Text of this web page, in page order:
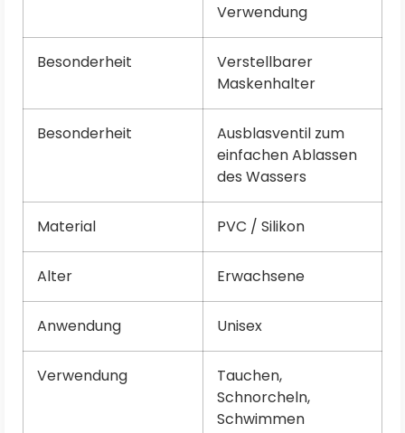
Verwendung
Besonderheit
Verstellbarer
Maskenhalter
Besonderheit
Ausblasventil zum
einfachen Ablassen
des Wassers
Material PVC / Silikon
Alter Erwachsene
Anwendung Unisex
Verwendung
Tauchen,
Schnorcheln,
Schwimmen